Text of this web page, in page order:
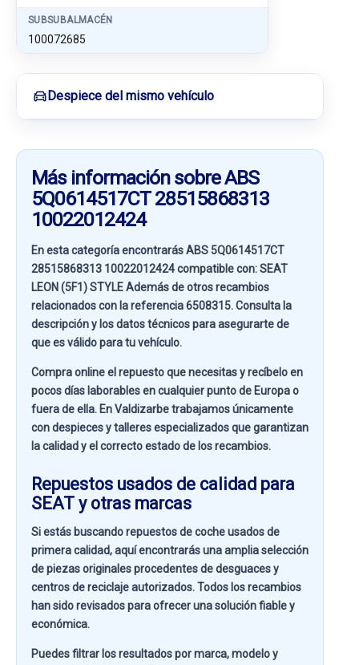
SUBSUBALMACÉN
100072685
Despiece del mismo vehículo
Más información sobre ABS
5Q0614517CT 28515868313
10022012424
En esta categoría encontrarás ABS 5Q0614517CT
28515868313 10022012424 compatible con:SEAT
LEON (5F1) STYLEAdemás de otros recambios
relacionados con la referencia6508315. Consulta la
descripción y los datos técnicos para asegurarte de
que es válido para tu vehículo.
Compra online el repuesto que necesitas y recíbelo en
pocos días laborables en cualquier punto de Europa o
fuera de ella. EnValdizarbetrabajamos únicamente
con despieces y talleres especializados que garantizan
la calidad y el correcto estado de los recambios.
Repuestos usados de calidad para
SEAT y otras marcas
Si estás buscandorepuestos de coche usados de
primera calidad, aquí encontrarás una amplia selección
de piezas originales procedentes de desguaces y
centros de reciclaje autorizados. Todos los recambios
han sido revisados para ofrecer una solución fiable y
económica.
Puedes filtrar los resultados pormarca, modelo y